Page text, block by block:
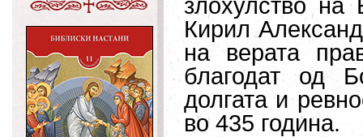
злохулство на
Кирил
на верата
благодат од
долгата и
во 435 година.